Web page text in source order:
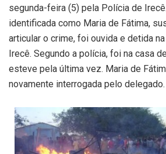
segunda-feira (5) pela Polícia de
identificada como Maria de Fátima,
articular o crime, foi ouvida e detida
Irecê. Segundo a polícia, foi na casa
esteve pela última vez. Maria de
novamente interrogada pelo delegado.